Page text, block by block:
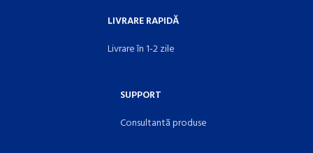
LIVRARE RAPIDĂ
Livrare în 1-2 zile
SUPPORT
Consultantă produse